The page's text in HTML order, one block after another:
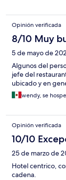
Opinión verificada
8/10 Muy
5 de mayo de
Algunos del
jefe del
ubicado y en
wendy, se
Opinión verificada
10/10
25 de marzo de
Hotel centrico,
cadena.